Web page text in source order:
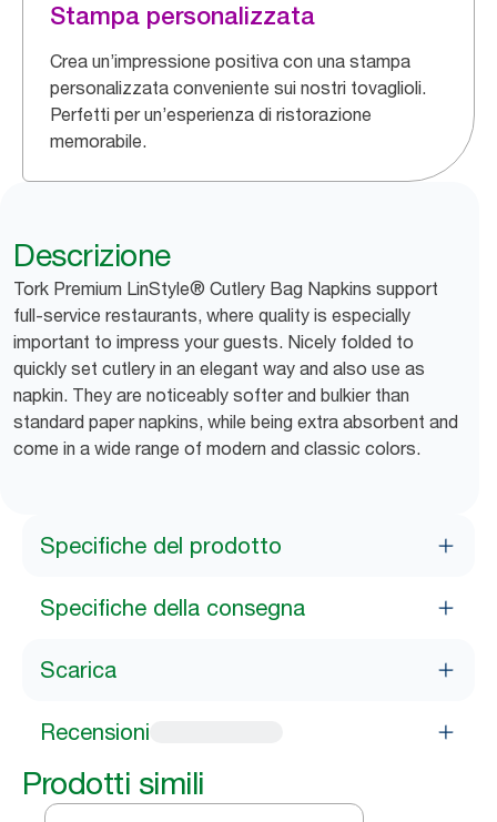
Stampa personalizzata
Crea un’impressione positiva con una stampa
personalizzata conveniente sui nostri tovaglioli.
Perfetti per un’esperienza di ristorazione
memorabile.
Descrizione
Tork Premium LinStyle® Cutlery Bag Napkins support
full-service restaurants, where quality is especially
important to impress your guests. Nicely folded to
quickly set cutlery in an elegant way and also use as
napkin. They are noticeably softer and bulkier than
standard paper napkins, while being extra absorbent and
come in a wide range of modern and classic colors.
Specifiche del prodotto
Specifiche della consegna
Scarica
Recensioni
Prodotti simili